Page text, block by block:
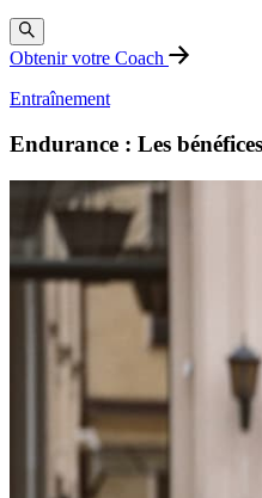
Obtenir votre Coach
Entraînement
Endurance : Les